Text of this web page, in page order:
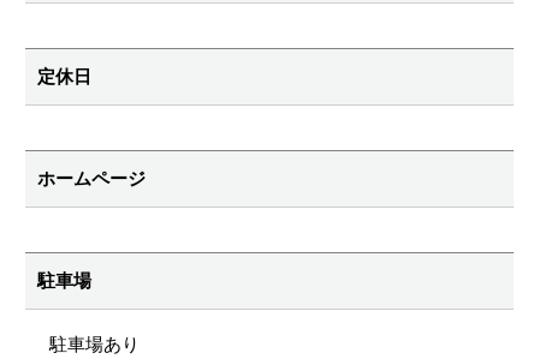
定休日
ホームページ
駐車場
駐車場あり